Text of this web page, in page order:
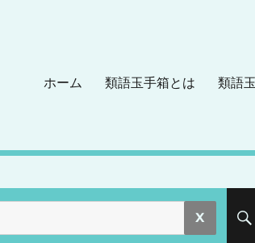
ホーム 類語玉手箱とは 類語